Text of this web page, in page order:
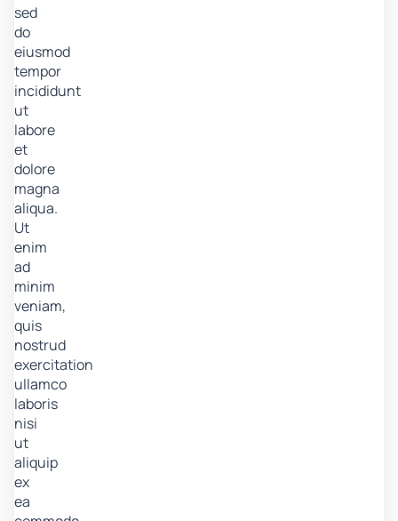
sed
do
eiusmod
tempor
incididunt
ut
labore
et
dolore
magna
aliqua.
Ut
enim
ad
minim
veniam,
quis
nostrud
exercitation
ullamco
laboris
nisi
ut
aliquip
ex
ea